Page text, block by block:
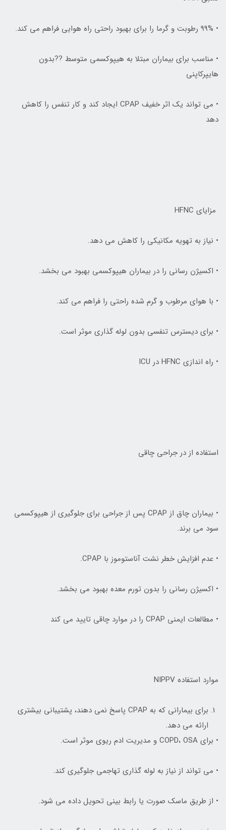
• 99% رطوبت و گرما را براي بهبود راحتي راه هوايي فراهم مي کند.
• مناسب براي بيماران مبتلا به هيپوکسمي متوسط ??بدون
هايپرکاپني
• مي تواند يک اثر خفيف CPAP ايجاد کند و کار تنفس را کاهش
دهد
مزاياي HFNC
• نياز به تهويه مکانيکي را کاهش مي دهد.
• اکسيژن رساني را در بيماران هيپوکسمي بهبود مي بخشد.
• با هواي مرطوب و گرم شده راحتي را فراهم مي کند.
• براي ديسترس تنفسي بدون لوله گذاري موثر است.
• راه اندازي HFNC در ICU
استفاده از در جراحی چاقی
• بيماران چاق از CPAP پس از جراحي براي جلوگيري از هيپوکسمي
سود مي برند.
• عدم افزايش خطر نشت آناستوموز با CPAP.
• اکسيژن رساني را بدون تورم معده بهبود مي بخشد.
• مطالعات ايمني CPAP را در موارد چاقي تاييد مي کند
موارد استفاده NIPPV
براي بيماراني که به CPAP پاسخ نمي دهند، پشتيباني بيشتري
ارائه مي دهد.
• براي COPD، OSA و مديريت ادم ريوي موثر است.
• مي تواند از نياز به لوله گذاري تهاجمي جلوگيري کند.
• از طريق ماسک صورت يا رابط بيني تحويل داده مي شود.